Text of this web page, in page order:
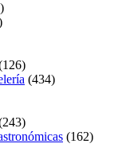
(434)
(162)